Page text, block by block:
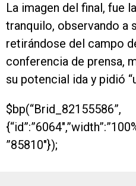
La imagen del final, fue
tranquilo, observando a
retirándose del campo
conferencia de prensa,
su potencial ida y pidió
$bp(“Brid_82155586”,
”85810″});